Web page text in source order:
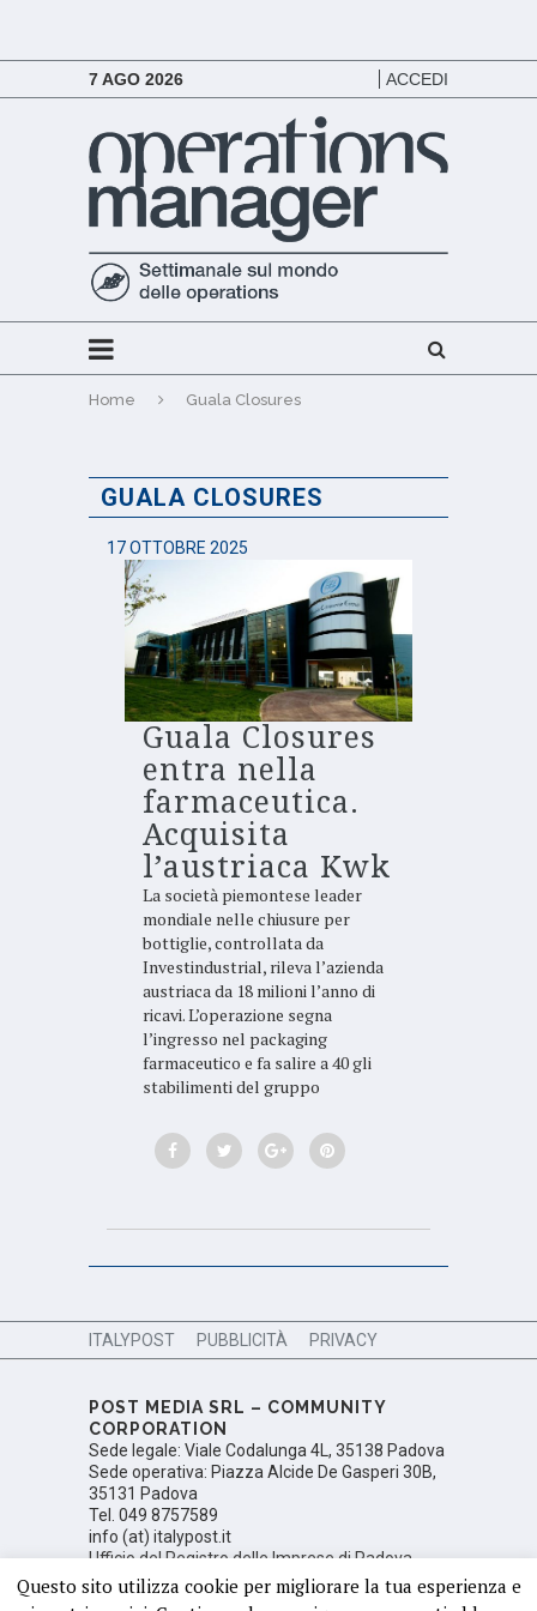
7 AGO 2026 ACCEDI
Home Guala Closures
GUALA CLOSURES
17 OTTOBRE 2025
Guala Closures
entra nella
farmaceutica.
Acquisita
l’austriaca Kwk
La società piemontese leader
mondiale nelle chiusure per
bottiglie, controllata da
Investindustrial, rileva l’azienda
austriaca da 18 milioni l’anno di
ricavi. L’operazione segna
l’ingresso nel packaging
farmaceutico e fa salire a 40 gli
stabilimenti del gruppo
ITALYPOST PUBBLICITÀ PRIVACY
POST MEDIA SRL – COMMUNITY
CORPORATION
Sede legale: Viale Codalunga 4L, 35138 Padova
Sede operativa: Piazza Alcide De Gasperi 30B,
35131 Padova
Tel. 049 8757589
info (at) italypost.it
Ufficio del Registro delle Imprese di Padova,
Numero di iscrizione PD 350106; Partita Iva:
05425410288
Questo sito utilizza cookie per migliorare la tua esperienza e